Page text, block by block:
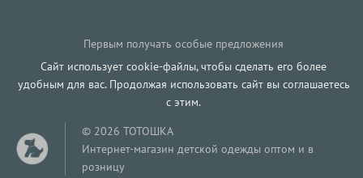
Первым получать особые предложения
Сайт использует cookie-файлы, чтобы сделать его более
удобным для вас. Продолжая использовать сайт вы соглашаетесь
с этим.
© 2026 ТОТОШКА
Интернет-магазин детской одежды оптом и в
розницу